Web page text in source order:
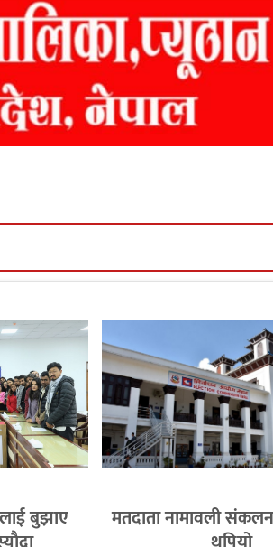
बुझाए मतदाता नामावली